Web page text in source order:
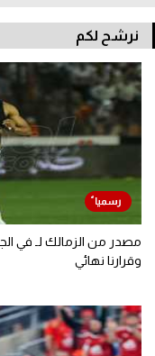
نرشح لكم
مصدر من الزمالك لـ في
وقرارنا نهائي